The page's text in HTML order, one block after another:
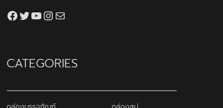
Facebook
Twitter
YouTube
Instagram
thaiprintshop.aw@gmail.com
CATEGORIES